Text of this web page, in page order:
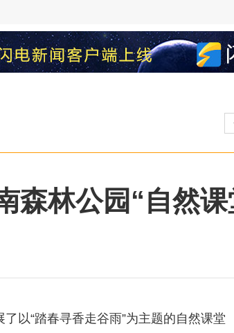
森林公园“自然
以“踏春寻香走谷雨”为主题的自然课堂